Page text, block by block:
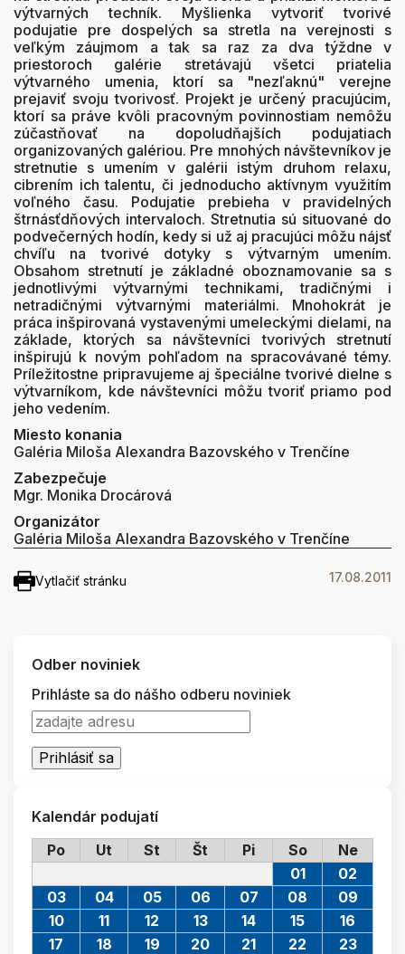
výtvarných techník. Myšlienka vytvoriť tvorivé
podujatie pre dospelých sa stretla na verejnosti s
veľkým záujmom a tak sa raz za dva týždne v
priestoroch galérie stretávajú všetci priatelia
výtvarného umenia, ktorí sa "nezľaknú" verejne
prejaviť svoju tvorivosť. Projekt je určený pracujúcim,
ktorí sa práve kvôli pracovným povinnostiam nemôžu
zúčastňovať na dopoludňajších podujatiach
organizovaných galériou. Pre mnohých návštevníkov je
stretnutie s umením v galérii istým druhom relaxu,
cibrením ich talentu, či jednoducho aktívnym využitím
voľného času. Podujatie prebieha v pravidelných
štrnásťdňových intervaloch. Stretnutia sú situované do
podvečerných hodín, kedy si už aj pracujúci môžu nájsť
chvíľu na tvorivé dotyky s výtvarným umením.
Obsahom stretnutí je základné oboznamovanie sa s
jednotlivými výtvarnými technikami, tradičnými i
netradičnými výtvarnými materiálmi. Mnohokrát je
práca inšpirovaná vystavenými umeleckými dielami, na
základe, ktorých sa návštevníci tvorivých stretnutí
inšpirujú k novým pohľadom na spracovávané témy.
Príležitostne pripravujeme aj špeciálne tvorivé dielne s
výtvarníkom, kde návštevníci môžu tvoriť priamo pod
jeho vedením.
Miesto konania
Galéria Miloša Alexandra Bazovského v Trenčíne
Zabezpečuje
Mgr. Monika Drocárová
Organizátor
Galéria Miloša Alexandra Bazovského v Trenčíne
Vytlačiť stránku 17.08.2011
Odber noviniek
Prihláste sa do nášho odberu noviniek
Kalendár podujatí
Po
Ut St Št Pi So Ne
01
02
03
04 05 06 07 08
09
10
11 12 13 14 15
16
17
18 19 20 21 22
23